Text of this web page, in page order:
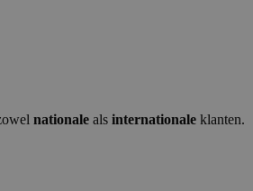
nationale als internationale klanten.